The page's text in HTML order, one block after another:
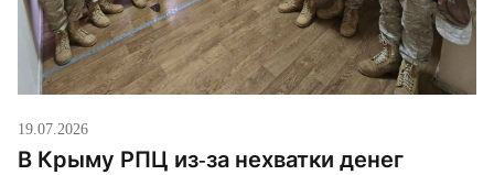
19.07.2026
В Крыму РПЦ из-за нехватки денег